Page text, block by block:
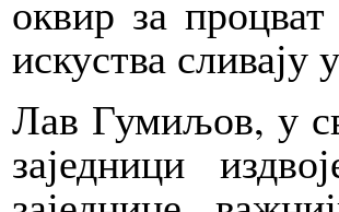
оквир за
искуства сливају
Лав Гумиљов, у
заједници